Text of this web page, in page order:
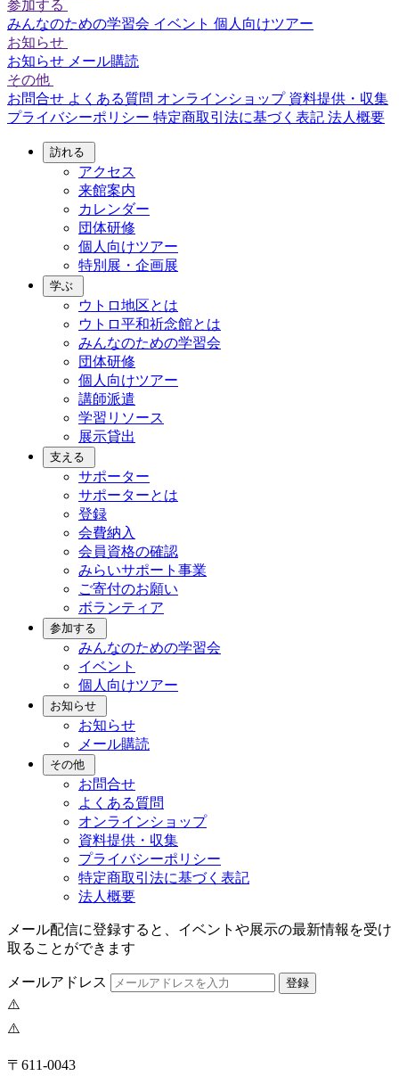
参加する
みんなのための学習会 イベント 個人向けツアー
お知らせ
お知らせ メール購読
その他
お問合せ よくある質問 オンラインショップ 資料提供・収集
プライバシーポリシー 特定商取引法に基づく表記 法人概要
訪れる
アクセス
来館案内
カレンダー
団体研修
個人向けツアー
特別展・企画展
学ぶ
ウトロ地区とは
ウトロ平和祈念館とは
みんなのための学習会
団体研修
個人向けツアー
講師派遣
学習リソース
展示貸出
支える
サポーター
サポーターとは
登録
会費納入
会員資格の確認
みらいサポート事業
ご寄付のお願い
ボランティア
参加する
みんなのための学習会
イベント
個人向けツアー
お知らせ
お知らせ
メール購読
その他
お問合せ
よくある質問
オンラインショップ
資料提供・収集
プライバシーポリシー
特定商取引法に基づく表記
法人概要
メール配信に登録すると、イベントや展示の最新情報を受け
取ることができます
メールアドレス 登録
〒611-0043